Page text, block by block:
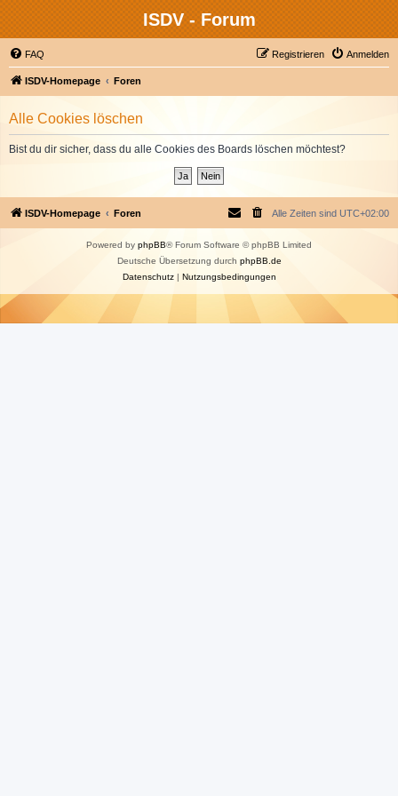
ISDV - Forum
FAQ Anmelden
Registrieren
ISDV-Homepage Foren
Alle Cookies löschen
Bist du dir sicher, dass du alle Cookies des Boards löschen möchtest?
ISDV-Homepage Foren Alle Zeiten sind UTC+02:00
Powered by phpBB® Forum Software © phpBB Limited
Deutsche Übersetzung durch phpBB.de
Datenschutz| Nutzungsbedingungen